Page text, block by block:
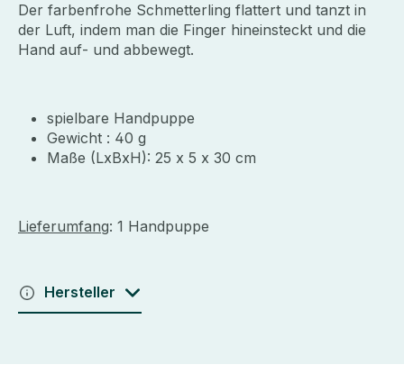
Der farbenfrohe Schmetterling flattert und tanzt in
der Luft, indem man die Finger hineinsteckt und die
Hand auf- und abbewegt.
spielbare Handpuppe
Gewicht : 40 g
Maße (LxBxH): 25 x 5 x 30 cm
Lieferumfang: 1 Handpuppe
Hersteller